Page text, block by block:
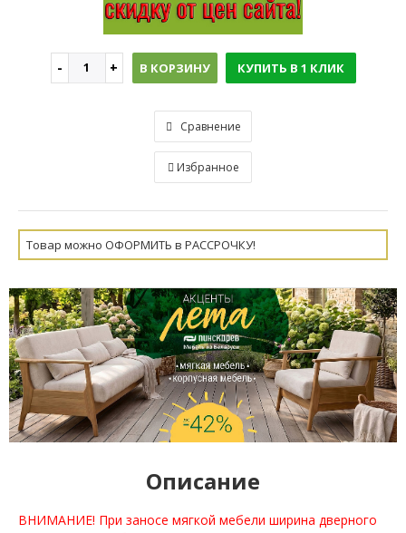
В КОРЗИНУ КУПИТЬ В 1 КЛИК
Сравнение
Избранное
Товар можно ОФОРМИТЬ в РАССРОЧКУ!
Описание
ВНИМАНИЕ! При заносе мягкой мебели ширина дверного